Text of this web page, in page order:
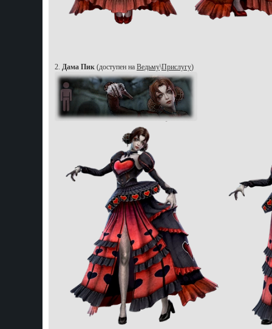
2. Дама Пик (доступен на Ведьму\Прислугу)